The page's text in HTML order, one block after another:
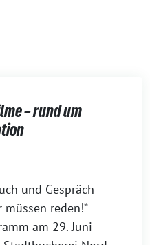
– rund um
und Gespräch –
müssen reden!“
am 29. Juni